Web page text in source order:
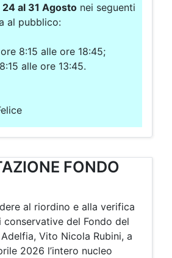
24 al 31 Agosto nei seguenti
al pubblico:
8:15 alle ore 18:45;
alle ore 13:45.
FONDO
al riordino e alla verifica
del Fondo del
Vito Nicola Rubini, a
2026 l’intero nucleo